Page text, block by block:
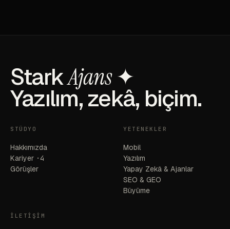
StarkAjans✦
Yazılım, zekâ, biçim.
STÜDYO
Hakkımızda
Kariyer ·4
Görüşler
YETENEKLER
Mobil
Yazılım
Yapay Zekâ & Ajanlar
SEO & GEO
Büyüme
İLETIŞIM